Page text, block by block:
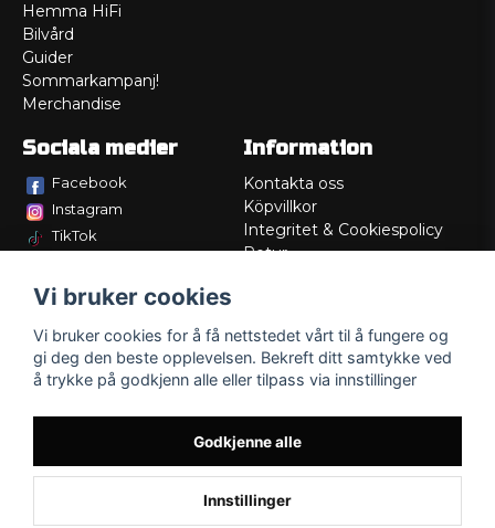
Hemma HiFi
Bilvård
Guider
Sommarkampanj!
Merchandise
Sociala medier
Facebook
Instagram
TikTok
Information
Kontakta oss
Köpvillkor
Integritet & Cookiespolicy
Retur
Lådritning
Om oss
Vi bruker cookies
Vi bruker cookies for å få nettstedet vårt til å fungere og
gi deg den beste opplevelsen. Bekreft ditt samtykke ved
å trykke på godkjenn alle eller tilpass via innstillinger
Godkjenne alle
Innstillinger